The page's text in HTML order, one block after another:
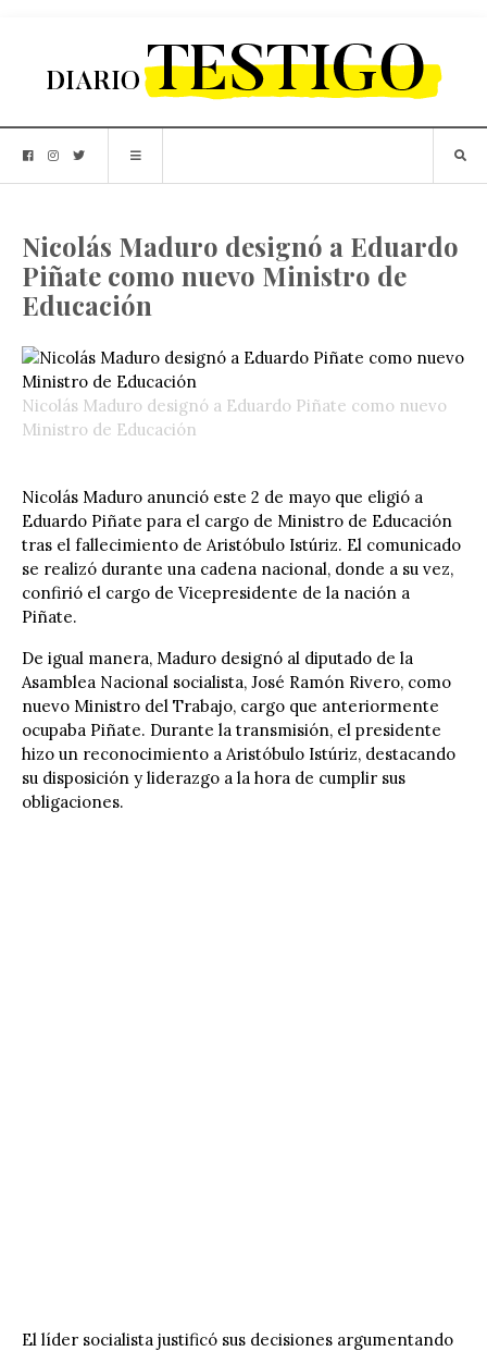
Nicolás Maduro designó a Eduardo
Piñate como nuevo Ministro de
Educación
Nicolás Maduro designó a Eduardo Piñate como nuevo
Ministro de Educación
Nicolás Maduro anunció este 2 de mayo que eligió a
Eduardo Piñate para el cargo de Ministro de Educación
tras el fallecimiento de Aristóbulo Istúriz. El comunicado
se realizó durante una cadena nacional, donde a su vez,
confirió el cargo de Vicepresidente de la nación a
Piñate.
De igual manera, Maduro designó al diputado de la
Asamblea Nacional socialista, José Ramón Rivero, como
nuevo Ministro del Trabajo, cargo que anteriormente
ocupaba Piñate. Durante la transmisión, el presidente
hizo un reconocimiento a Aristóbulo Istúriz, destacando
su disposición y liderazgo a la hora de cumplir sus
obligaciones.
El líder socialista justificó sus decisiones argumentando